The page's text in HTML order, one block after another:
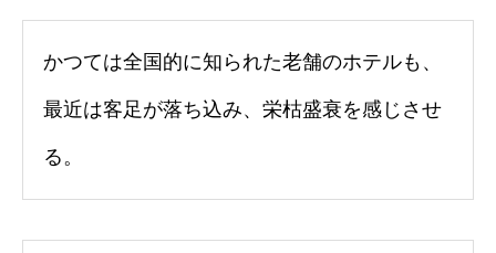
かつては全国的に知られた老舗のホテルも、
最近は客足が落ち込み、栄枯盛衰を感じさせ
る。